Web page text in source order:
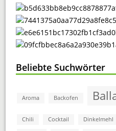
Beliebte Suchwörter
Aroma Backofen
Chili Cocktail Dinkelmehl